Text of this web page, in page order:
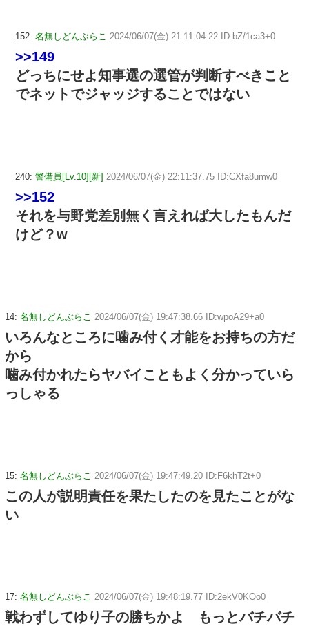
152: 名無しどんぶらこ 2024/06/07(金) 21:11:04.22 ID:bZ/1ca3+0
>>149
どっちにせよ知事選の選管が判断すべきこと
でネットでジャッジすることではない
240: 警備員[Lv.10][新] 2024/06/07(金) 22:11:37.75 ID:CXfa8umw0
>>152
それを与野党差別無く言えれば大したもんだ
けど？w
14: 名無しどんぶらこ 2024/06/07(金) 19:47:38.66 ID:wpoA29+a0
いろんなところに噛み付く才能をお持ちの方だ
から
噛み付かれたらヤバイこともよく分かっていら
っしゃる
15: 名無しどんぶらこ 2024/06/07(金) 19:47:49.20 ID:F6khT2t+0
この人が説明責任を果たしたのを見たことがな
い
17: 名無しどんぶらこ 2024/06/07(金) 19:48:19.77 ID:2ekV0KOo0
戦わずしてゆり子の勝ちかよ もっとバチバチ